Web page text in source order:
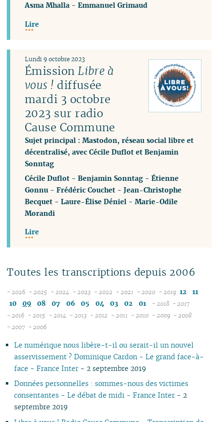
Asma Mhalla -Emmanuel Grimaud
Lire
ÉmissionLibre à
vous ! diffusée
mardi 3 octobre
2023 sur radio
Cause Commune
Sujet principal : Mastodon, réseau social libre et
décentralisé, avec Cécile Duflot et Benjamin
Sonntag
Lundi 9 octobre 2023
Cécile Duflot -Benjamin Sonntag -Étienne
Gonnu -Frédéric Couchet -Jean-Christophe
Becquet -Laure-Élise Déniel -Marie-Odile
Morandi
Lire
Toutes les transcriptions depuis 2006
- 2026
08
04
03
02
01
- 2025
12
08
07
06
05
04
03
02
- 2024
12
08
07
06
05
04
- 2023
12
08
07
06
05
04
- 2022
12
08
07
06
05
04
- 2021
12
08
07
06
05
04
- 2020
08
07
05
04
- 2019 12
11
10
09 08 07 06 05 04 03 02 01 - 2018
09
08
06
05
- 2017
09
08
- 2016
10
09
08
07
06
05
- 2015
10
09
08
07
06
05
- 2014
10
09
08
07
06
- 2013
09
08
04
02
- 2012
09
08
07
06
04
- 2011
10
09
08
07
06
- 2010
10
09
07
06
- 2009 - 2008
06
- 2007 - 2006
Le numérique nous libère-t-il ou serait-il un nouvel
asservissement ? Dominique Cardon - Le grand face-à-
face - France Inter- 2 septembre 2019
Données personnelles : sommes-nous des victimes
consentantes - Le débat de midi - France Inter- 2
septembre 2019